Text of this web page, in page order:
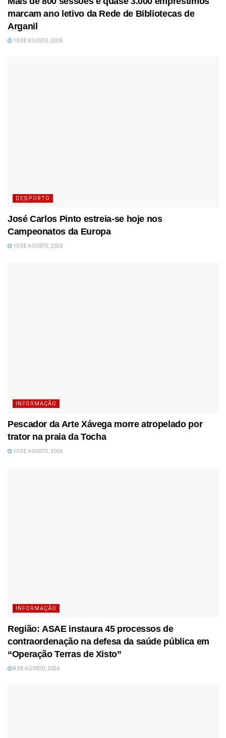
marcam ano letivo da Rede de Bibliotecas de
Arganil
10 DE AGOSTO, 2026
DESPORTO
José Carlos Pinto estreia-se hoje nos
Campeonatos da Europa
10 DE AGOSTO, 2026
INFORMAÇÃO
Pescador da Arte Xávega morre atropelado por
trator na praia da Tocha
10 DE AGOSTO, 2026
INFORMAÇÃO
Região: ASAE instaura 45 processos de
contraordenação na defesa da saúde pública em
“Operação Terras de Xisto”
8 DE AGOSTO, 2026